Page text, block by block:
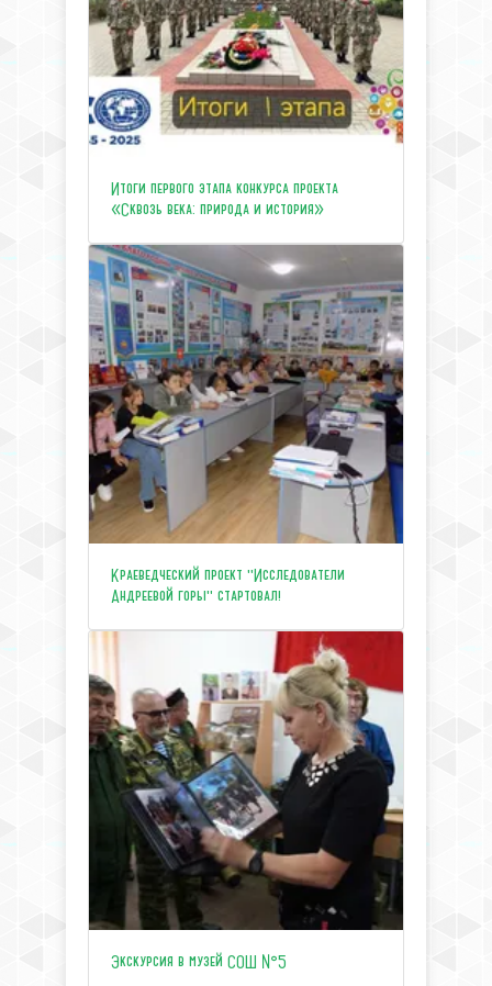
Итоги первого этапа конкурса проекта
«Сквозь века: природа и история»
Краеведческий проект "Исследователи
Андреевой горы" стартовал!
Экскурсия в музей СОШ №5